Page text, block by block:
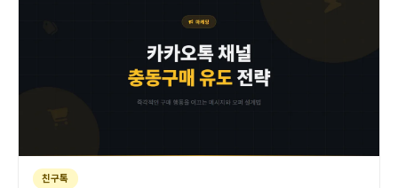
친구톡